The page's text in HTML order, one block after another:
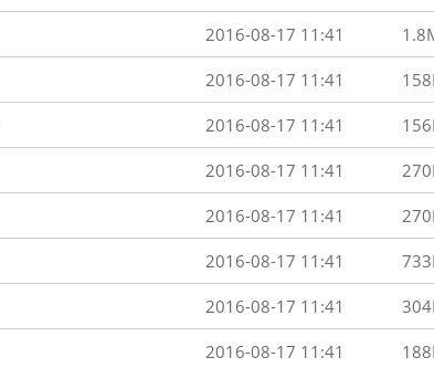
2016-08-17 11:41
2016-08-17 11:41
2016-08-17 11:41
2016-08-17 11:41
2016-08-17 11:41
2016-08-17 11:41
2016-08-17 11:41
2016-08-17 11:41